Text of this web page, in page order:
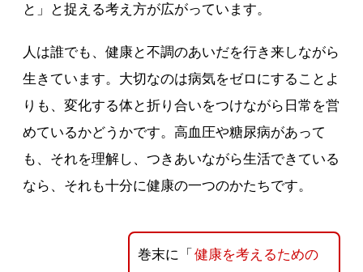
と」と捉える考え方が広がっています。
人は誰でも、健康と不調のあいだを行き来しながら
生きています。大切なのは病気をゼロにすることよ
りも、変化する体と折り合いをつけながら日常を営
めているかどうかです。高血圧や糖尿病があって
も、それを理解し、つきあいながら生活できている
なら、それも十分に健康の一つのかたちです。
巻末に「 健康を考えるための